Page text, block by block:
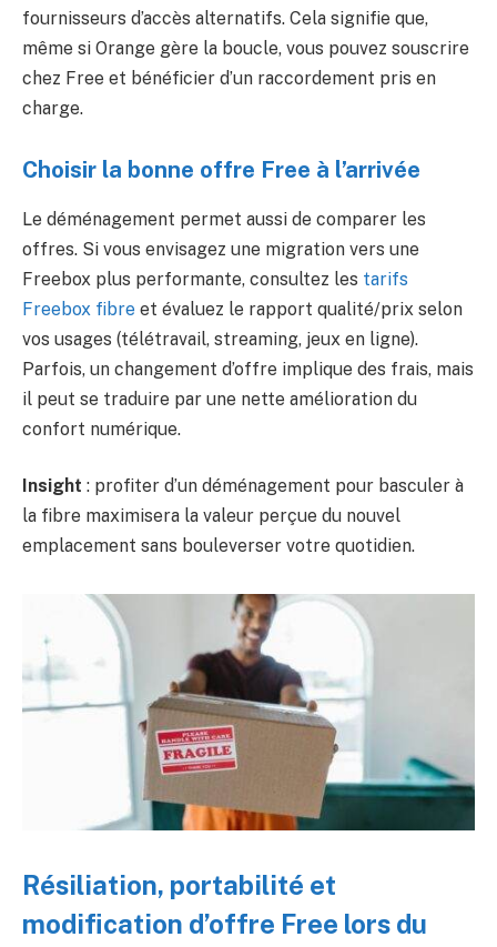
fournisseurs d’accès alternatifs. Cela signifie que,
même si Orange gère la boucle, vous pouvez souscrire
chez Free et bénéficier d’un raccordement pris en
charge.
Choisir la bonne offre Free à l’arrivée
Le déménagement permet aussi de comparer les
offres. Si vous envisagez une migration vers une
Freebox plus performante, consultez les tarifs
Freebox fibre et évaluez le rapport qualité/prix selon
vos usages (télétravail, streaming, jeux en ligne).
Parfois, un changement d’offre implique des frais, mais
il peut se traduire par une nette amélioration du
confort numérique.
Insight : profiter d’un déménagement pour basculer à
la fibre maximisera la valeur perçue du nouvel
emplacement sans bouleverser votre quotidien.
Résiliation, portabilité et
modification d’offre Free lors du